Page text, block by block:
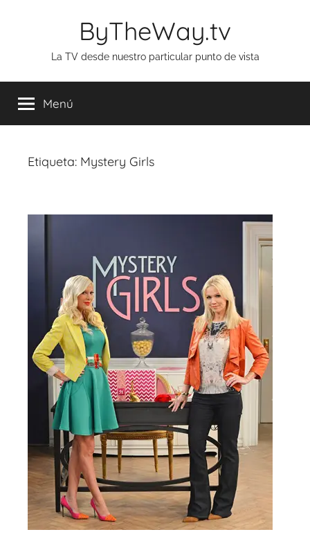
ByTheWay.tv
La TV desde nuestro particular punto de vista
Menú
Etiqueta: Mystery Girls